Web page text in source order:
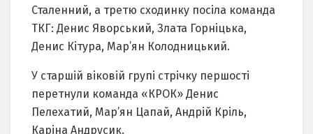
Сталенний, а третю сходинку посіла команда
ТКГ: Денис Яворський, Злата Горніцька,
Денис Кітура, Мар’ян Колодницький.
У старшій віковій групі стрічку першості
перетнули команда «КРОК» Денис
Пелехатий, Мар’ян Цапай, Андрій Кріль,
Каріна Андрусик.